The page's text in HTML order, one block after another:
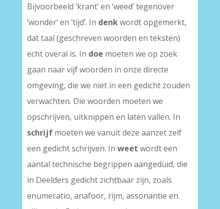
Bijvoorbeeld ‘krant’ en ‘weed’ tegenover
‘wonder’ en ‘tijd’. In denkwordt opgemerkt,
dat taal (geschreven woorden en teksten)
echt overal is. In doe moeten we op zoek
gaan naar vijf woorden in onze directe
omgeving, die we niet in een gedicht zouden
verwachten. Die woorden moeten we
opschrijven, uitknippen en laten vallen. In
schrijfmoeten we vanuit deze aanzet zelf
een gedicht schrijven. In weet wordt een
aantal technische begrippen aangeduid, die
in Deelders gedicht zichtbaar zijn, zoals
enumeratio, anafoor, rijm, assonantie en